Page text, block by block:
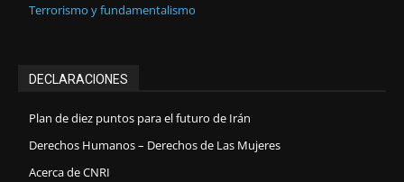
Terrorismo y fundamentalismo
DECLARACIONES
Plan de diez puntos para el futuro de Irán
Derechos Humanos – Derechos de Las Mujeres
Acerca de CNRI